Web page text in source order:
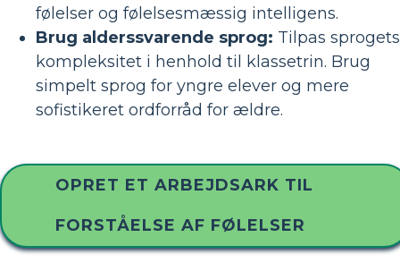
følelser og følelsesmæssig intelligens.
Brug alderssvarende sprog: Tilpas sprogets
kompleksitet i henhold til klassetrin. Brug
simpelt sprog for yngre elever og mere
sofistikeret ordforråd for ældre.
OPRET ET ARBEJDSARK TIL
FORSTÅELSE AF FØLELSER